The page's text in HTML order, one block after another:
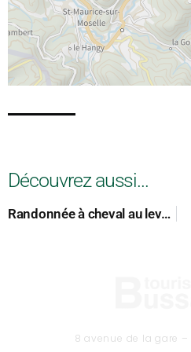
Découvrez aussi...
Randonnée à cheval au lever du Soleil
8 avenue de la gare –